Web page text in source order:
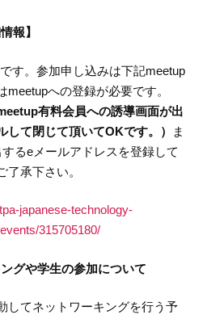
報】
す。参加申し込みは下記meetup
への登録が必要です。
有料会員への誘導画面が出
して閉じて頂いてOKです。）
ま
るeメールアドレスを登録して
了承下さい。
japanese-technology-
315705180/
グや学生の参加について
してネットワーキングを行う予